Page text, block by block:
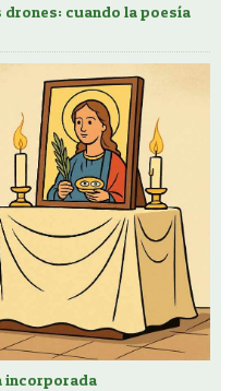
drones: cuando la poesía
incorporada